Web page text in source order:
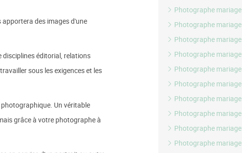
des images d'une
disciplines éditorial, relations
sous les exigences et les
Un véritable
grâce à votre photographe à
Photographe mariage
Photographe
Photographe
Photographe
Photographe
Photographe
Photographe
Photographe
Photographe
Photographe